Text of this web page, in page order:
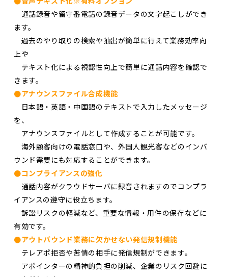
通話録音や留守番電話の録音データの文字起こしができ
ます。
過去のやり取りの検索や抽出が簡単に行えて業務効率向
上や
テキスト化による視認性向上で簡単に通話内容を確認で
きます。
●アナウンスファイル合成機能
日本語・英語・中国語のテキストで入力したメッセージ
を、
アナウンスファイルとして作成することが可能です。
海外顧客向けの電話窓口や、外国人観光客などのインバ
ウンド需要にも対応することができます。
●コンプライアンスの強化
通話内容がクラウドサーバに録音されますのでコンプラ
イアンスの遵守に役立ちます。
訴訟リスクの軽減など、重要な情報・用件の保存などに
有効です。
●アウトバウンド業務に欠かせない発信規制機能
テレアポ拒否や苦情の相手に発信規制ができます。
アポインターの精神的負担の削減、企業のリスク回避に